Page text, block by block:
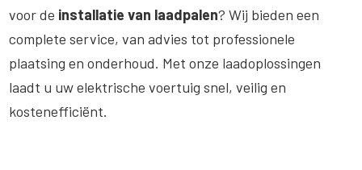
voor de installatie van laadpalen? Wij bieden een
complete service, van advies tot professionele
plaatsing en onderhoud. Met onze laadoplossingen
laadt u uw elektrische voertuig snel, veilig en
kostenefficiënt.